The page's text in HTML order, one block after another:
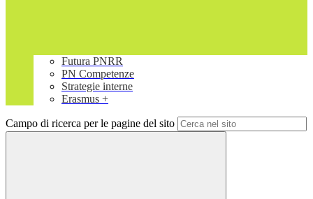
Futura PNRR
PN Competenze
Strategie interne
Erasmus +
Campo di ricerca per le pagine del sito